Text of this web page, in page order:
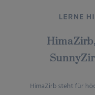
LERNE
HimaZirb steht für